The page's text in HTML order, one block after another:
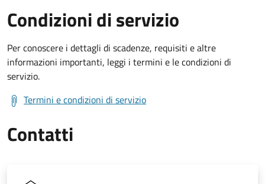
Condizioni di servizio
Per conoscere i dettagli di scadenze, requisiti e altre
informazioni importanti, leggi i termini e le condizioni di
servizio.
Termini e condizioni di servizio
Contatti